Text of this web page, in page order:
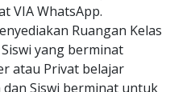
VIA WhatsApp.
Ruangan Kelas
yang berminat
atau Privat belajar
dan Siswi berminat untuk